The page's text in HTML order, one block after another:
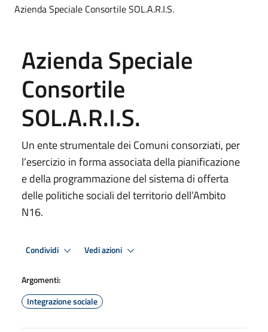
Azienda Speciale Consortile SOL.A.R.I.S.
Azienda Speciale
Consortile
SOL.A.R.I.S.
Un ente strumentale dei Comuni consorziati, per
l’esercizio in forma associata della pianificazione
e della programmazione del sistema di offerta
delle politiche sociali del territorio dell’Ambito
N16.
Condividi Vedi azioni
Argomenti:
Integrazione sociale